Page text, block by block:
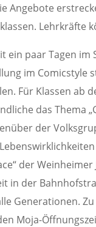
Angebote
Lehrkräfte
paar Tagen im
im Comicstyle
Für Klassen ab
das Thema
der
der
in der
Generationen.
Moja-